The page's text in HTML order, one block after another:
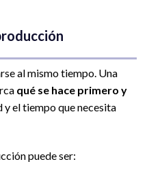
al mismo tiempo. Una
qué se hace primero y
y el tiempo que necesita
puede ser: